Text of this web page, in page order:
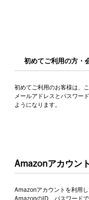
初めてご利用の方・
初めてご利用のお客様は、
メールアドレスとパスワー
ようになります。
Amazonアカウン
Amazonアカウントを利用
AmazonのID、パスワード